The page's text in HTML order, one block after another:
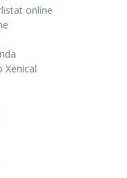
online
Xenical